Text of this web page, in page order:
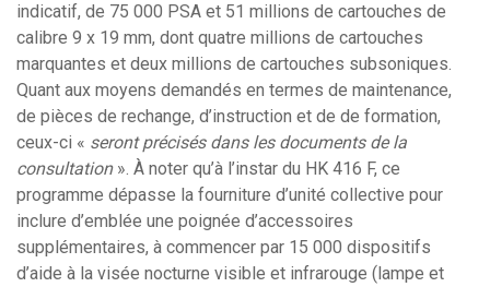
indicatif, de 75 000 PSA et 51 millions de cartouches de
calibre 9 x 19 mm, dont quatre millions de cartouches
marquantes et deux millions de cartouches subsoniques.
Quant aux moyens demandés en termes de maintenance,
de pièces de rechange, d’instruction et de de formation,
ceux-ci « seront précisés dans les documents de la
consultation». À noter qu’à l’instar du HK 416 F, ce
programme dépasse la fourniture d’unité collective pour
inclure d’emblée une poignée d’accessoires
supplémentaires, à commencer par 15 000 dispositifs
d’aide à la visée nocturne visible et infrarouge (lampe et